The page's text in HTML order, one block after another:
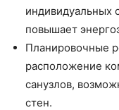
индивидуальных
повышает
Планировочные
расположение
санузлов,
стен.